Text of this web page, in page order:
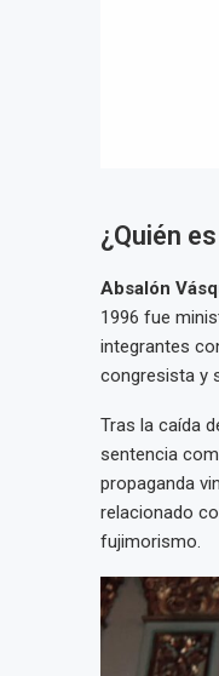
¿Quién
Absalón
1996 fue
integrantes
congresista y
Tras la caída
sentencia
propaganda
relacionado
fujimorismo.